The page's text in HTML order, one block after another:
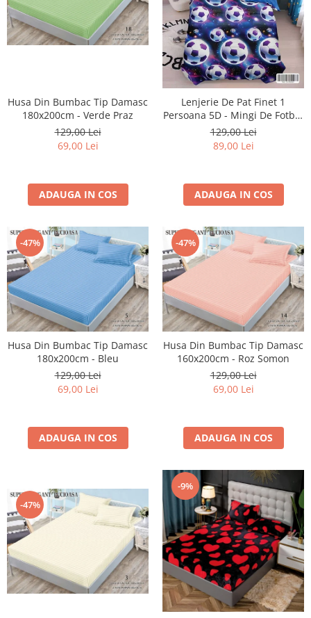
Husa Din Bumbac Tip Damasc
180x200cm - Verde Praz
129,00 Lei
69,00 Lei
ADAUGA IN COS
Lenjerie De Pat Finet 1
Persoana 5D - Mingi De Fotbal
In Galaxie
129,00 Lei
89,00 Lei
ADAUGA IN COS
-47%
Husa Din Bumbac Tip Damasc
180x200cm - Bleu
129,00 Lei
69,00 Lei
ADAUGA IN COS
-47%
Husa Din Bumbac Tip Damasc
160x200cm - Roz Somon
129,00 Lei
69,00 Lei
ADAUGA IN COS
-47%
-9%